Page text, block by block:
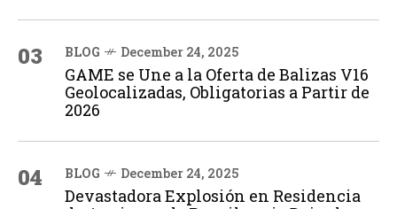
03 BLOG December 24, 2025
GAME se Une a la Oferta de Balizas V16
Geolocalizadas, Obligatorias a Partir de
2026
04 BLOG December 24, 2025
Devastadora Explosión en Residencia